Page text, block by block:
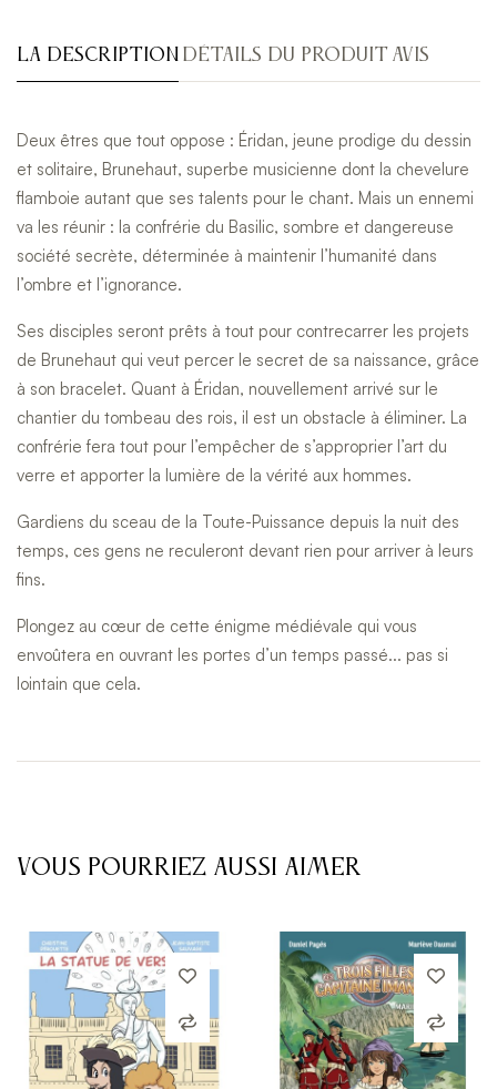
LA DESCRIPTION DÉTAILS DU PRODUIT AVIS
Deux êtres que tout oppose : Éridan, jeune prodige du dessin
et solitaire, Brunehaut, superbe musicienne dont la chevelure
flamboie autant que ses talents pour le chant. Mais un ennemi
va les réunir : la confrérie du Basilic, sombre et dangereuse
société secrète, déterminée à maintenir l’humanité dans
l’ombre et l’ignorance.
Ses disciples seront prêts à tout pour contrecarrer les projets
de Brunehaut qui veut percer le secret de sa naissance, grâce
à son bracelet. Quant à Éridan, nouvellement arrivé sur le
chantier du tombeau des rois, il est un obstacle à éliminer. La
confrérie fera tout pour l’empêcher de s’approprier l’art du
verre et apporter la lumière de la vérité aux hommes.
Gardiens du sceau de la Toute-Puissance depuis la nuit des
temps, ces gens ne reculeront devant rien pour arriver à leurs
fins.
Plongez au cœur de cette énigme médiévale qui vous
envoûtera en ouvrant les portes d’un temps passé... pas si
lointain que cela.
VOUS POURRIEZ AUSSI AIMER